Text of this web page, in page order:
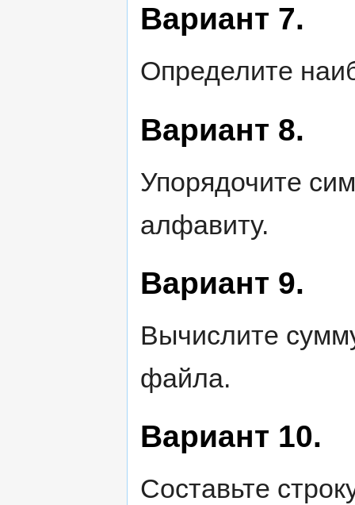
Вариант 7.
Определите
Вариант 8.
Упорядочите
алфавиту.
Вариант 9.
Вычислите
файла.
Вариант 10.
Составьте